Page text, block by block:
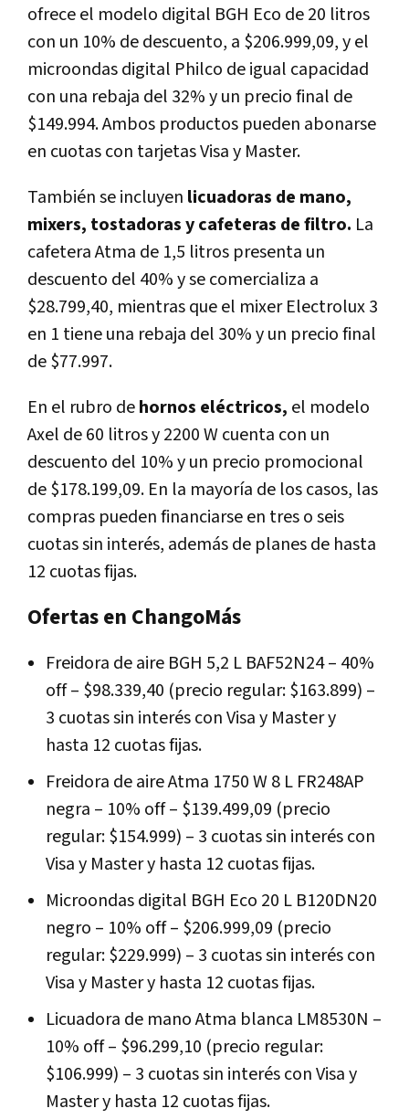
ofrece el modelo digital BGH Eco de 20 litros
con un 10% de descuento, a $206.999,09, y el
microondas digital Philco de igual capacidad
con una rebaja del 32% y un precio final de
$149.994. Ambos productos pueden abonarse
en cuotas con tarjetas Visa y Master.
También se incluyen licuadoras de mano,
mixers, tostadoras y cafeteras de filtro. La
cafetera Atma de 1,5 litros presenta un
descuento del 40% y se comercializa a
$28.799,40, mientras que el mixer Electrolux 3
en 1 tiene una rebaja del 30% y un precio final
de $77.997.
En el rubro dehornos eléctricos, el modelo
Axel de 60 litros y 2200 W cuenta con un
descuento del 10% y un precio promocional
de $178.199,09. En la mayoría de los casos, las
compras pueden financiarse en tres o seis
cuotas sin interés, además de planes de hasta
12 cuotas fijas.
Ofertas en ChangoMás
Freidora de aire BGH 5,2 L BAF52N24 – 40%
off – $98.339,40 (precio regular: $163.899) –
3 cuotas sin interés con Visa y Master y
hasta 12 cuotas fijas.
Freidora de aire Atma 1750 W 8 L FR248AP
negra – 10% off – $139.499,09 (precio
regular: $154.999) – 3 cuotas sin interés con
Visa y Master y hasta 12 cuotas fijas.
Microondas digital BGH Eco 20 L B120DN20
negro – 10% off – $206.999,09 (precio
regular: $229.999) – 3 cuotas sin interés con
Visa y Master y hasta 12 cuotas fijas.
Licuadora de mano Atma blanca LM8530N –
10% off – $96.299,10 (precio regular:
$106.999) – 3 cuotas sin interés con Visa y
Master y hasta 12 cuotas fijas.